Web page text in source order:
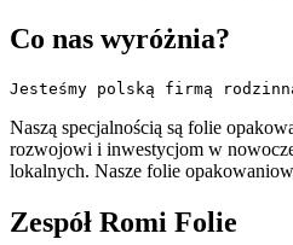
Co nas wyróżnia?
Jesteśmy polską firmą
Naszą specjalnością są folie
rozwojowi i inwestycjom w
lokalnych. Nasze folie
Zespół Romi Folie